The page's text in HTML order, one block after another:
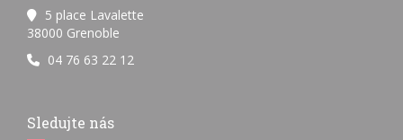
5 place Lavalette
38000 Grenoble
04 76 63 22 12
Sledujte nás